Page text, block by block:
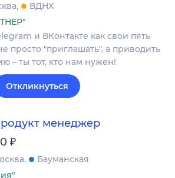
ВДНХ
и ВКонтакте как свои пять
просто "приглашать", а приводить
– ты тот, кто нам нужен!
Откликнуться
менеджер
₽
Бауманская